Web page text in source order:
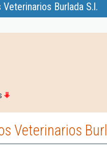
Burlada S.l.
Veterinarios